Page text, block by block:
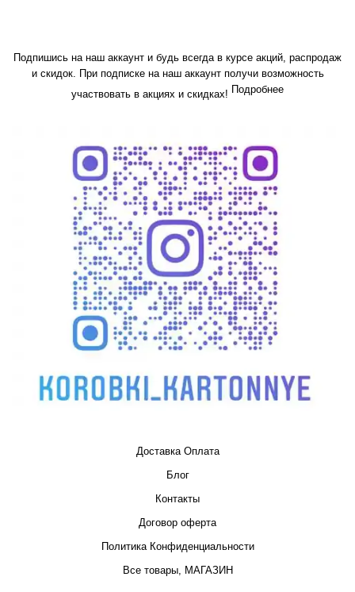
Подпишись на наш аккаунт и будь всегда в курсе акций, распродаж
и скидок. При подписке на наш аккаунт получи возможность
участвовать в акциях и скидках! Подробнее
Доставка Оплата
Блог
Контакты
Договор оферта
Политика Конфиденциальности
Все товары, МАГАЗИН